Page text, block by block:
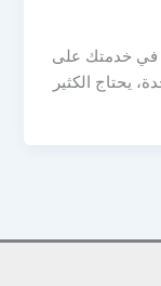
في خدمتك على
يحتاج الكثير